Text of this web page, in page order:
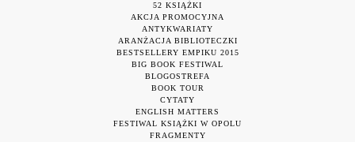
52 KSIĄŻKI
AKCJA PROMOCYJNA
ANTYKWARIATY
ARANŻACJA BIBLIOTECZKI
BESTSELLERY EMPIKU 2015
BIG BOOK FESTIWAL
BLOGOSTREFA
BOOK TOUR
CYTATY
ENGLISH MATTERS
FESTIWAL KSIĄŻKI W OPOLU
FRAGMENTY